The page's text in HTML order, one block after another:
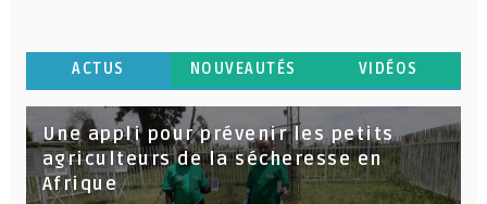
ACTUS NOUVEAUTÉS VIDÉOS
Une appli pour prévenir les petits
agriculteurs de la sécheresse en
Afrique